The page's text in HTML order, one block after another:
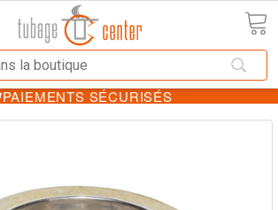
PAIEMENTS SÉCURISÉS